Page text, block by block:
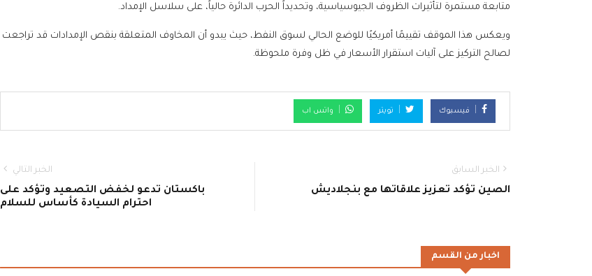
متابعة مستمرة لتأثيرات الظروف الجيوسياسية، وتحديداً الحرب الدائرة حالياً، على سلاسل الإمداد.
ويعكس هذا الموقف تقييمًا أمريكيًا للوضع الحالي لسوق النفط، حيث يبدو أن المخاوف المتعلقة بنقص الإمدادات قد تراجعت
لصالح التركيز على آليات استقرار الأسعار في ظل وفرة ملحوظة.
فيسبوك تويتر واتس اب
الخبر السابق
الصين تؤكد تعزيز علاقاتها مع بنجلاديش
الخبر التالي
باكستان تدعو لخفض التصعيد وتؤكد على
احترام السيادة كأساس للسلام
اخبار من القسم